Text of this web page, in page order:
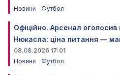
Новини
Футбол
Офіційно. Арсенал оголосив
Нюкасла: ціна питання —
08.08.2026 17:01
Новини
Футбол